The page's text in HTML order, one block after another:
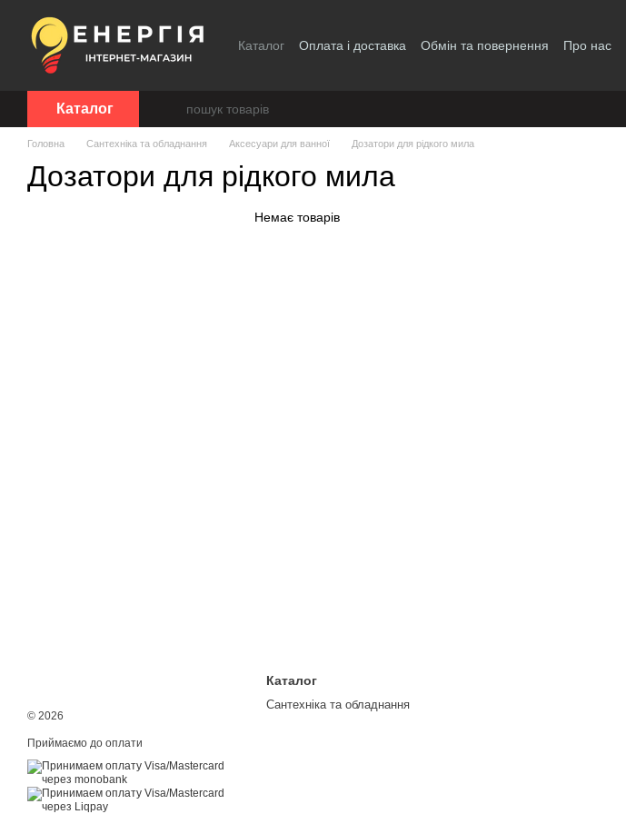
Каталог Оплата і доставка Обмін та повернення Про нас
Каталог
Головна Сантехніка та обладнання Аксесуари для ванної Дозатори для рідкого мила
Дозатори для рідкого мила
Немає товарів
© 2026
Приймаємо до оплати
Каталог
Сантехніка та обладнання